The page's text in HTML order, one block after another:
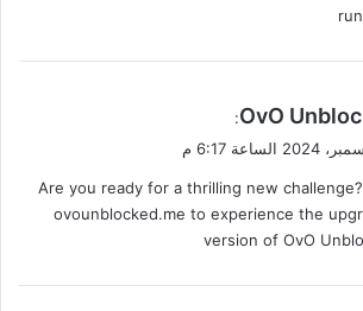
OvO
:
Are you ready for a thrilling new
ovounblocked.me to experience the
version of OvO